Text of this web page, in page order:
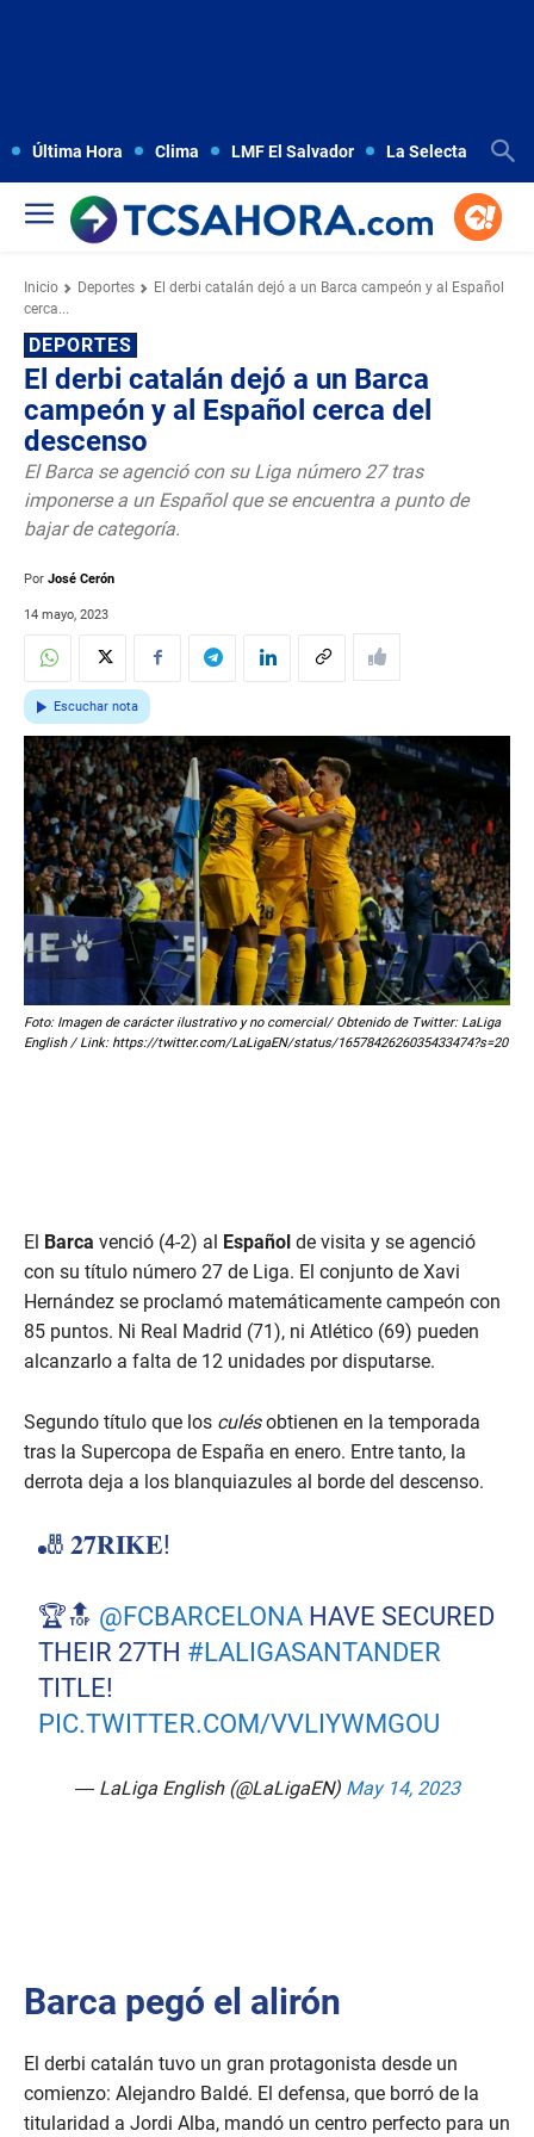
Última Hora Clima LMF El Salvador La Selecta
Inicio Deportes
El derbi catalán dejó a un Barca campeón y al Español
cerca...
DEPORTES
El derbi catalán dejó a un Barca
campeón y al Español cerca del
descenso
El Barca se agenció con su Liga número 27 tras
imponerse a un Español que se encuentra a punto de
bajar de categoría.
Por José Cerón
14 mayo, 2023
Escuchar nota
Foto: Imagen de carácter ilustrativo y no comercial/ Obtenido de Twitter: LaLiga
English / Link: https://twitter.com/LaLigaEN/status/1657842626035433474?s=20
El Barca venció (4-2) al Español de visita y se agenció
con su título número 27 de Liga. El conjunto de Xavi
Hernández se proclamó matemáticamente campeón con
85 puntos. Ni Real Madrid (71), ni Atlético (69) pueden
alcanzarlo a falta de 12 unidades por disputarse.
Segundo título que los culésobtienen en la temporada
tras la Supercopa de España en enero. Entre tanto, la
derrota deja a los blanquiazules al borde del descenso.
🎳 𝟐𝟕𝐑𝐈𝐊𝐄!
🏆🔝 @FCBARCELONA HAVE SECURED
THEIR 27TH #LALIGASANTANDER
TITLE!
PIC.TWITTER.COM/VVLIYWMGOU
— LaLiga English (@LaLigaEN) May 14, 2023
Barca pegó el alirón
El derbi catalán tuvo un gran protagonista desde un
comienzo: Alejandro Baldé. El defensa, que borró de la
titularidad a Jordi Alba, mandó un centro perfecto para un